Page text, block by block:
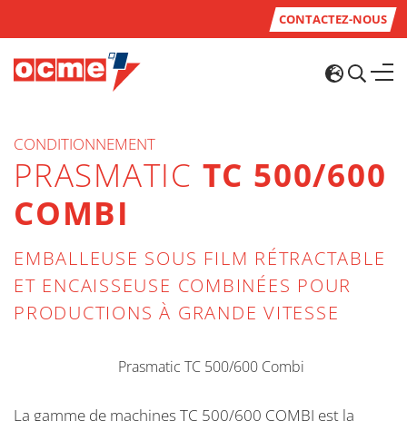
CONTACTEZ-NOUS
CONDITIONNEMENT
PRASMATIC TC 500/600
COMBI
EMBALLEUSE SOUS FILM RÉTRACTABLE
ET ENCAISSEUSE COMBINÉES POUR
PRODUCTIONS À GRANDE VITESSE
La gamme de machines TC 500/600 COMBI est la